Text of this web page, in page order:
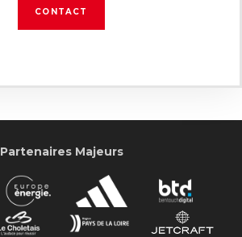
CONTACT
Partenaires Majeurs